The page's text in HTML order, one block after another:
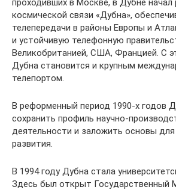
космической связи «Дубна»,
телепередачи в районы Европы и
и устойчивую телефонную
Великобританией, США, Францией. С
Дубна становится и крупным
телепортом.
В реформенный период 1990-х годов
сохранить профиль научно-
деятельности и заложить основы
развития.
В 1994 году Дубна стала
Здесь был открыт Государственный